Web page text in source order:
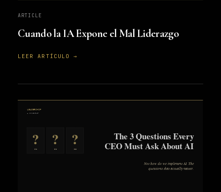
ARTICLE
Cuando la IA Expone el Mal Liderazgo
LEER ARTÍCULO →